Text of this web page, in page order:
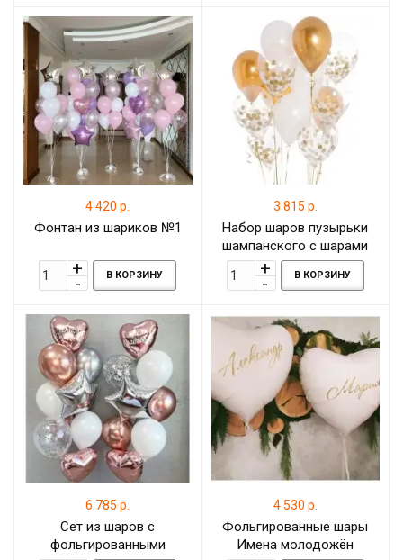
4 420 р.
Фонтан из шариков №1
В КОРЗИНУ
3 815 р.
Набор шаров пузырьки
шампанского с шарами
конфетти
В КОРЗИНУ
6 785 р.
Сет из шаров с
фольгированными
4 530 р.
Фольгированные шары
Имена молодожён